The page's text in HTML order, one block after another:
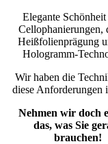
Elegante
Cellophanierungen,
Heißfolienprägung
Hologramm-
Wir haben die
diese Anforderungen
Nehmen wir doch
das, was Sie
brauchen!